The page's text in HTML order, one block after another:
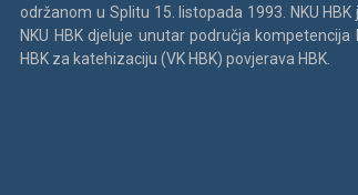
održanom u Splitu 15. listopada 1993. NKU
NKU HBK djeluje unutar područja
HBK za katehizaciju (VK HBK) povjerava HBK.